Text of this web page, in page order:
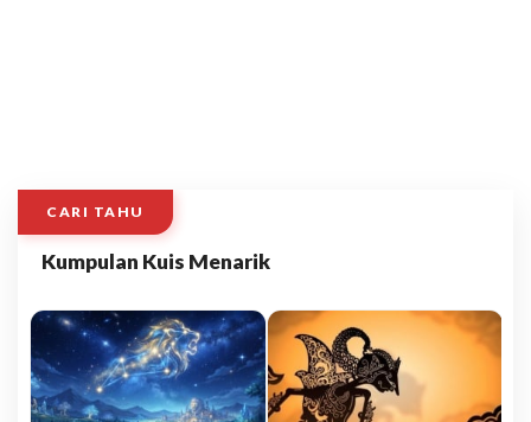
CARI TAHU
Kumpulan Kuis Menarik